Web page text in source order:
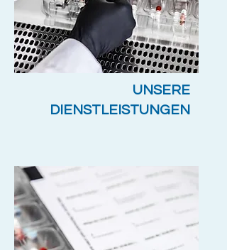
UNSERE
DIENSTLEISTUNGEN